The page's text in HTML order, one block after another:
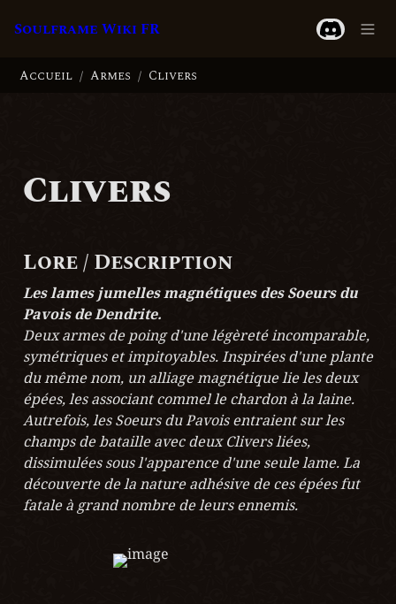
Soulframe Wiki FR
Accueil / Armes / Clivers
Clivers
Lore / Description
Les lames jumelles magnétiques des Soeurs du
Pavois de Dendrite.
Deux armes de poing d'une légèreté incomparable,
symétriques et impitoyables. Inspirées d'une plante
du même nom, un alliage magnétique lie les deux
épées, les associant commel le chardon à la laine.
Autrefois, les Soeurs du Pavois entraient sur les
champs de bataille avec deux Clivers liées,
dissimulées sous l'apparence d'une seule lame. La
découverte de la nature adhésive de ces épées fut
fatale à grand nombre de leurs ennemis.